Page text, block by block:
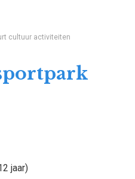
cultuur activiteiten
jaar)